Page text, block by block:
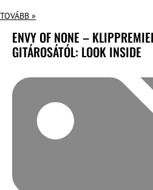
TOVÁBB »
ENVY OF NONE –
GITÁROSÁTÓL: LOOK INSIDE